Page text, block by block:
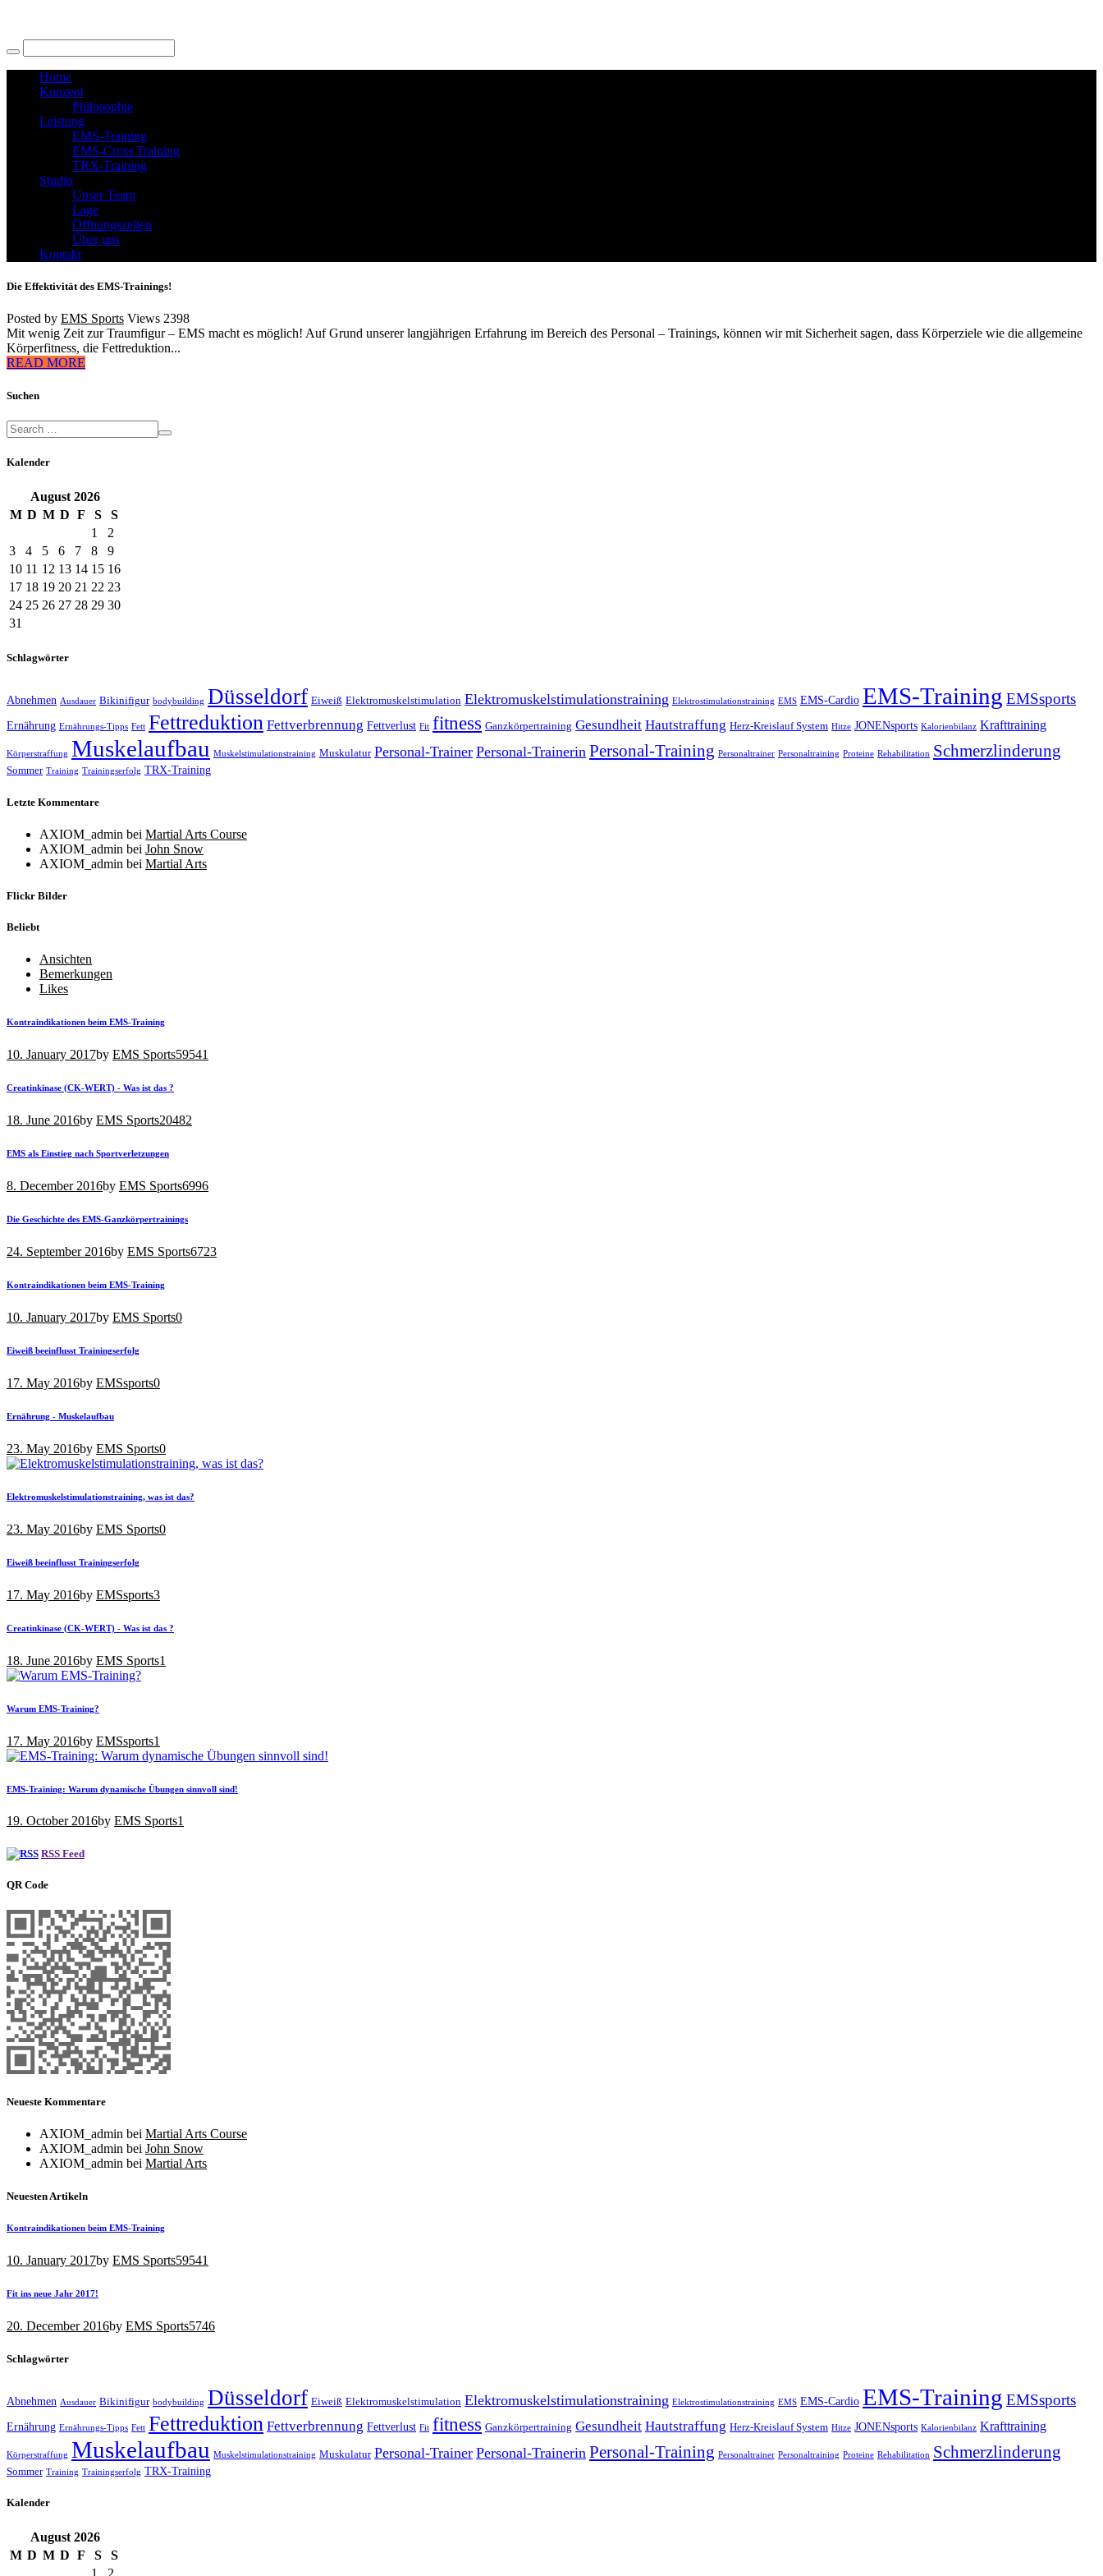
Home
Konzept
Philosophie
Leistung
EMS-Training
EMS-Cross Training
TRX-Training
Studio
Unser Team
Lage
Öffnungszeiten
Über uns
Kontakt
Die Effektivität des EMS-Trainings!
Posted by EMS Sports Views 2398
Mit wenig Zeit zur Traumfigur – EMS macht es möglich! Auf Grund unserer langjährigen Erfahrung im Bereich des Personal – Trainings, können wir mit Sicherheit sagen, dass Körperziele wie die allgemeine
Körperfitness, die Fettreduktion...
READ MORE
Suchen
Kalender
August 2026
M D M D F S
S
1
2
3
4 5 6 7 8
9
10 11 12 13 14 15 16
17 18 19 20 21 22 23
24 25 26 27 28 29 30
31
Schlagwörter
Abnehmen Ausdauer Bikinifigur bodybuilding Düsseldorf Eiweiß Elektromuskelstimulation Elektromuskelstimulationstraining Elektrostimulationstraining EMS EMS-Cardio EMS-Training EMSsports
Ernährung Ernährungs-Tipps Fett Fettreduktion Fettverbrennung Fettverlust Fit fitness Ganzkörpertraining Gesundheit Hautstraffung Herz-Kreislauf System Hitze JONENsports Kalorienbilanz Krafttraining
Körperstraffung Muskelaufbau Muskelstimulationstraining Muskulatur Personal-Trainer Personal-Trainerin Personal-Training Personaltrainer Personaltraining Proteine Rehabilitation Schmerzlinderung
Sommer Training Trainingserfolg TRX-Training
Letzte Kommentare
AXIOM_admin bei Martial Arts Course
AXIOM_admin bei John Snow
AXIOM_admin bei Martial Arts
Flickr Bilder
Beliebt
Ansichten
Bemerkungen
Likes
Kontraindikationen beim EMS-Training
10. January 2017by EMS Sports59541
Creatinkinase (CK-WERT) - Was ist das ?
18. June 2016by EMS Sports20482
EMS als Einstieg nach Sportverletzungen
8. December 2016by EMS Sports6996
Die Geschichte des EMS-Ganzkörpertrainings
24. September 2016by EMS Sports6723
Kontraindikationen beim EMS-Training
10. January 2017by EMS Sports0
Eiweiß beeinflusst Trainingserfolg
17. May 2016by EMSsports0
Ernährung - Muskelaufbau
23. May 2016by EMS Sports0
Elektromuskelstimulationstraining, was ist das?
23. May 2016by EMS Sports0
Eiweiß beeinflusst Trainingserfolg
17. May 2016by EMSsports3
Creatinkinase (CK-WERT) - Was ist das ?
18. June 2016by EMS Sports1
Warum EMS-Training?
17. May 2016by EMSsports1
EMS-Training: Warum dynamische Übungen sinnvoll sind!
19. October 2016by EMS Sports1
RSS Feed
QR Code
Neueste Kommentare
AXIOM_admin bei Martial Arts Course
AXIOM_admin bei John Snow
AXIOM_admin bei Martial Arts
Neuesten Artikeln
Kontraindikationen beim EMS-Training
10. January 2017by EMS Sports59541
Fit ins neue Jahr 2017!
20. December 2016by EMS Sports5746
Schlagwörter
Abnehmen Ausdauer Bikinifigur bodybuilding Düsseldorf Eiweiß Elektromuskelstimulation Elektromuskelstimulationstraining Elektrostimulationstraining EMS EMS-Cardio EMS-Training EMSsports
Ernährung Ernährungs-Tipps Fett Fettreduktion Fettverbrennung Fettverlust Fit fitness Ganzkörpertraining Gesundheit Hautstraffung Herz-Kreislauf System Hitze JONENsports Kalorienbilanz Krafttraining
Körperstraffung Muskelaufbau Muskelstimulationstraining Muskulatur Personal-Trainer Personal-Trainerin Personal-Training Personaltrainer Personaltraining Proteine Rehabilitation Schmerzlinderung
Sommer Training Trainingserfolg TRX-Training
Kalender
August 2026
M D M D F S
S
1
2